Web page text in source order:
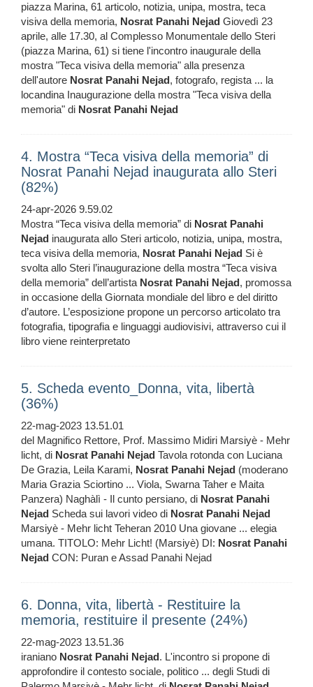
piazza Marina, 61 articolo, notizia, unipa, mostra, teca
visiva della memoria, Nosrat Panahi Nejad Giovedì 23
aprile, alle 17.30, al Complesso Monumentale dello Steri
(piazza Marina, 61) si tiene l'incontro inaugurale della
mostra "Teca visiva della memoria" alla presenza
dell'autore Nosrat Panahi Nejad, fotografo, regista ... la
locandina Inaugurazione della mostra "Teca visiva della
memoria" di Nosrat Panahi Nejad
4. Mostra “Teca visiva della memoria” di
Nosrat Panahi Nejad inaugurata allo Steri
(82%)
24-apr-2026 9.59.02
Mostra “Teca visiva della memoria” di Nosrat Panahi
Nejad inaugurata allo Steri articolo, notizia, unipa, mostra,
teca visiva della memoria, Nosrat Panahi Nejad Si è
svolta allo Steri l’inaugurazione della mostra “Teca visiva
della memoria” dell’artista Nosrat Panahi Nejad, promossa
in occasione della Giornata mondiale del libro e del diritto
d’autore. L’esposizione propone un percorso articolato tra
fotografia, tipografia e linguaggi audiovisivi, attraverso cui il
libro viene reinterpretato
5. Scheda evento_Donna, vita, libertà
(36%)
22-mag-2023 13.51.01
del Magnifico Rettore, Prof. Massimo Midiri Marsiyè - Mehr
licht, di Nosrat Panahi Nejad Tavola rotonda con Luciana
De Grazia, Leila Karami, Nosrat Panahi Nejad (moderano
Maria Grazia Sciortino ... Viola, Swarna Taher e Maita
Panzera) Naghàlì - Il cunto persiano, di Nosrat Panahi
Nejad Scheda sui lavori video di Nosrat Panahi Nejad
Marsiyè - Mehr licht Teheran 2010 Una giovane ... elegia
umana. TITOLO: Mehr Licht! (Marsiyè) DI: Nosrat Panahi
Nejad CON: Puran e Assad Panahi Nejad
6. Donna, vita, libertà - Restituire la
memoria, restituire il presente (24%)
22-mag-2023 13.51.36
iraniano Nosrat Panahi Nejad. L'incontro si propone di
approfondire il contesto sociale, politico ... degli Studi di